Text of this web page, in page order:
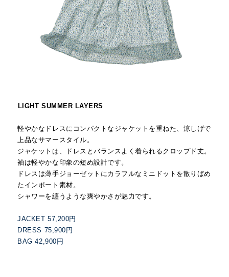
LIGHT SUMMER LAYERS
軽やかなドレスにコンパクトなジャケットを重ねた、涼しげで
上品なサマースタイル。
ジャケットは、ドレスとバランスよく着られるクロップド丈。
袖は軽やかな印象の短め設計です。
ドレスは薄手ジョーゼットにカラフルなミニドットを散りばめ
たインポート素材。
シャワーを纏うような爽やかさが魅力です。
JACKET 57,200円
DRESS 75,900円
BAG 42,900円